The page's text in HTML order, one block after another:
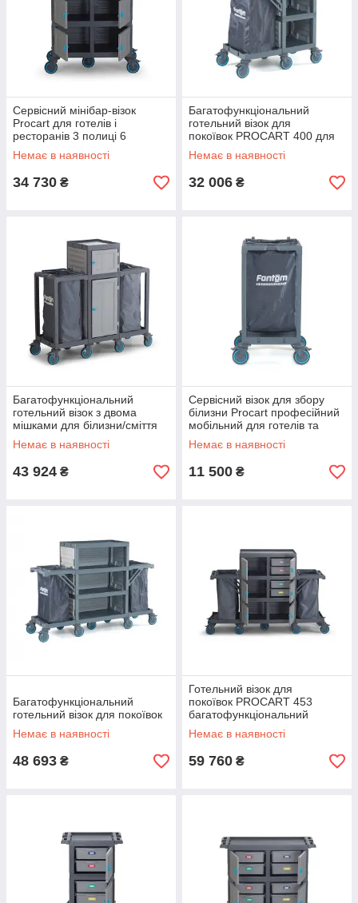
Сервісний мінібар-візок
Procart для готелів і
ресторанів 3 полиці 6
відділень для обслуговування
гостей
Немає в наявності
34 730 ₴
Багатофункціональний
готельний візок для
покоївок PROCART 400 для
обслуговування номерів
білизни та прибирання
Немає в наявності
32 006 ₴
Багатофункціональний
готельний візок з двома
мішками для білизни/сміття
центральним відділенням з
дверцятами та 2 лотками
Немає в наявності
43 924 ₴
Сервісний візок для збору
білизни Procart професійний
мобільний для готелів та
клінінгу
Немає в наявності
11 500 ₴
Багатофункціональний
готельний візок для покоївок
Немає в наявності
48 693 ₴
Готельний візок для
покоївок PROCART 453
багатофункціональний
Немає в наявності
59 760 ₴